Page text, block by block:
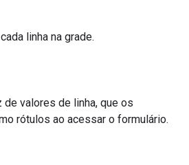
linha na grade.
de valores de linha, que os
rótulos ao acessar o formulário.